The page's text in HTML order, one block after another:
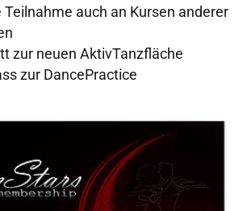
auch an Kursen anderer
zur neuen AktivTanzfläche
zur DancePractice